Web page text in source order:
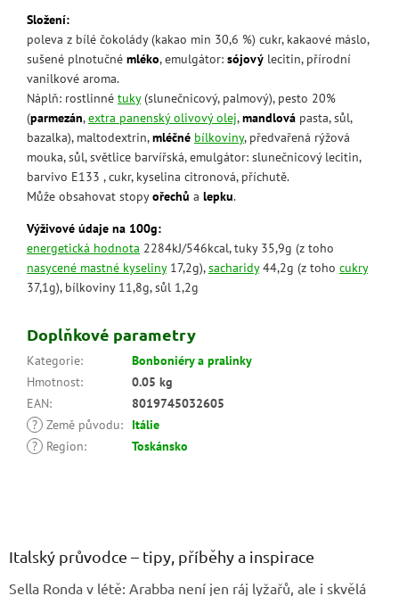
Složení:
poleva z bílé čokolády (kakao min 30,6 %) cukr, kakaové máslo,
sušené plnotučné mléko, emulgátor: sójový lecitin, přírodní
vanilkové aroma.
Náplň: rostlinné tuky(slunečnicový, palmový), pesto 20%
(parmezán,extra panenský olivový olej,mandlová pasta, sůl,
bazalka), maltodextrin,mléčné bílkoviny, předvařená rýžová
mouka, sůl, světlice barvířská, emulgátor: slunečnicový lecitin,
barvivo E133 , cukr, kyselina citronová, příchutě.
Může obsahovat stopyořechů a lepku.
Výživové údaje na 100g:
energetická hodnota 2284kJ/546kcal, tuky 35,9g (z toho
nasycené mastné kyseliny17,2g),sacharidy44,2g (z toho cukry
37,1g), bílkoviny 11,8g, sůl 1,2g
Doplňkové parametry
Kategorie:
Bonboniéry a pralinky
Hmotnost:
0.05 kg
EAN:
8019745032605
? Země původu:
Itálie
?
Region: Toskánsko
Italský průvodce – tipy, příběhy a inspirace
Sella Ronda v létě: Arabba není jen ráj lyžařů, ale i skvělá